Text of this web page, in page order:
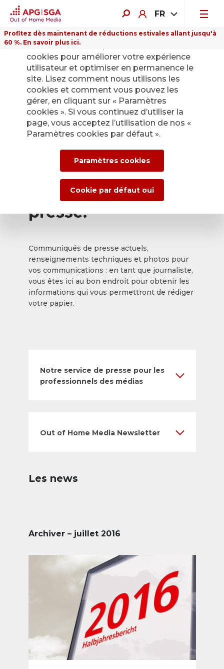
FR
Profitez dès maintenant de réductions estivales allant jusqu'à
60 %. En savoir plus ici.
Retour
Service de presse
d’APG|SGA pour les
actualités et les
communiqués de
presse.
Communiqués de presse actuels,
renseignements techniques et photos pour
vos communications : en tant que journaliste,
vous êtes ici au bon endroit pour obtenir les
informations qui vous permettront de rédiger
votre papier.
Notre service de presse pour les
professionnels des médias
Out of Home Media Newsletter
Les news
Archiver – juillet 2016
Sur ce site Internet, nous utilisons des
cookies pour améliorer votre expérience
utilisateur et optimiser en permanence le
site. Lisez comment nous utilisons les
cookies et comment vous pouvez les
gérer, en cliquant sur « Paramètres
cookies ». Si vous continuez d’utiliser la
page, vous acceptez l’utilisation de nos «
Paramètres cookies par défaut ».
Paramètres cookies
Cookie par défaut oui